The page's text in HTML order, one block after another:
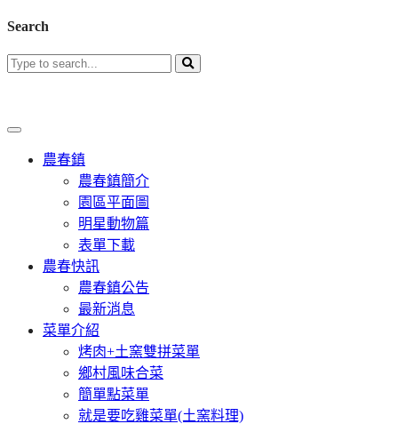
Search
農春鎮
農春鎮簡介
園區平面圖
明星動物篇
表單下載
農春快訊
農春鎮公告
最新消息
菜單介紹
烤肉+土窯雙拼菜單
鄉村風味合菜
簡單點菜單
就是要吃雞菜單(土窯料理)